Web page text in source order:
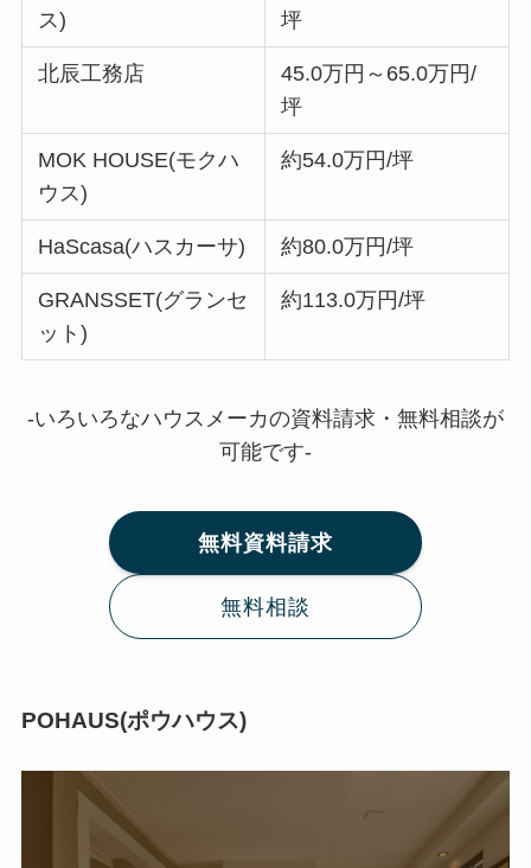
ス)
坪
北辰工務店
45.0万円～65.0万円/
坪
MOK HOUSE(モクハ
ウス)
約54.0万円/坪
HaScasa(ハスカーサ) 約80.0万円/坪
GRANSSET(グランセ
ット)
約113.0万円/坪
-いろいろなハウスメーカの資料請求・無料相談が
可能です-
無料資料請求
無料相談
POHAUS(ポウハウス)